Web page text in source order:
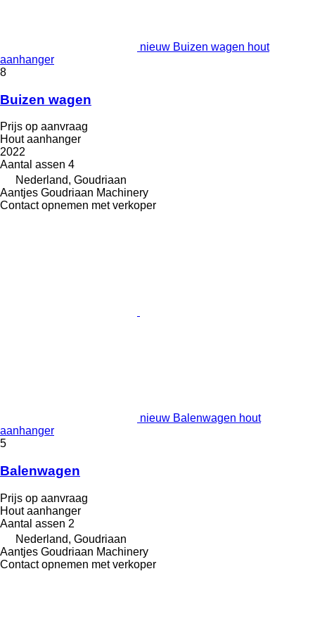
nieuw Buizen wagen hout
aanhanger
8
Buizen wagen
Prijs op aanvraag
Hout aanhanger
2022
Aantal assen 4
Nederland, Goudriaan
Aantjes Goudriaan Machinery
Contact opnemen met verkoper
nieuw Balenwagen hout
aanhanger
5
Balenwagen
Prijs op aanvraag
Hout aanhanger
Aantal assen 2
Nederland, Goudriaan
Aantjes Goudriaan Machinery
Contact opnemen met verkoper